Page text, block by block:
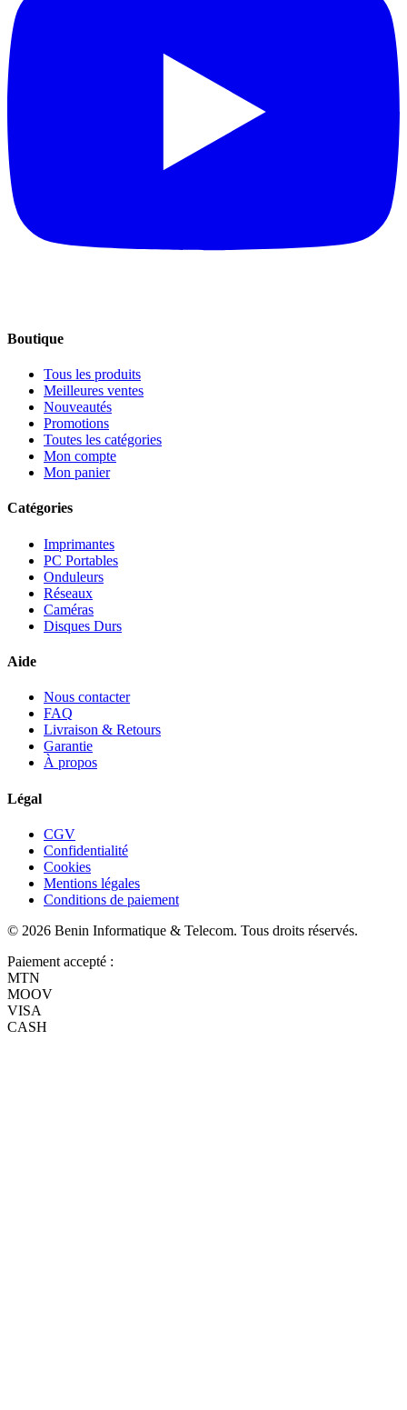
Boutique
Tous les produits
Meilleures ventes
Nouveautés
Promotions
Toutes les catégories
Mon compte
Mon panier
Catégories
Imprimantes
PC Portables
Onduleurs
Réseaux
Caméras
Disques Durs
Aide
Nous contacter
FAQ
Livraison & Retours
Garantie
À propos
Légal
CGV
Confidentialité
Cookies
Mentions légales
Conditions de paiement
© 2026 Benin Informatique & Telecom. Tous droits réservés.
Paiement accepté :
MTN
MOOV
VISA
CASH